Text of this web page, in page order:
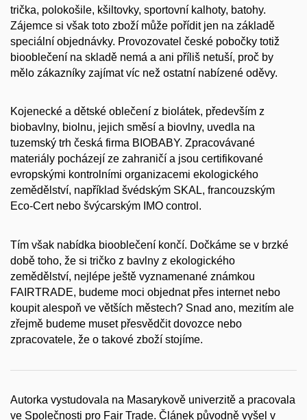
trička, polokošile, kšiltovky, sportovní kalhoty, batohy.
Zájemce si však toto zboží může pořídit jen na základě
speciální objednávky. Provozovatel české pobočky totiž
biooblečení na skladě nemá a ani příliš netuší, proč by
mělo zákazníky zajímat víc než ostatní nabízené oděvy.
Kojenecké a dětské oblečení z biolátek, především z
biobavlny, biolnu, jejich směsí a biovlny, uvedla na
tuzemský trh česká firma BIOBABY. Zpracovávané
materiály pocházejí ze zahraničí a jsou certifikované
evropskými kontrolními organizacemi ekologického
zemědělství, například švédským SKAL, francouzským
Eco-Cert nebo švýcarským IMO control.
Tím však nabídka biooblečení končí. Dočkáme se v brzké
době toho, že si tričko z bavlny z ekologického
zemědělství, nejlépe ještě vyznamenané známkou
FAIRTRADE, budeme moci objednat přes internet nebo
koupit alespoň ve větších městech? Snad ano, mezitím ale
zřejmě budeme muset přesvědčit dovozce nebo
zpracovatele, že o takové zboží stojíme.
Autorka vystudovala na Masarykově univerzitě a pracovala
ve Společnosti pro Fair Trade. Článek původně vyšel v